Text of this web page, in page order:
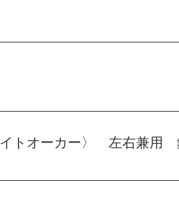
オーカー〉 左右兼用